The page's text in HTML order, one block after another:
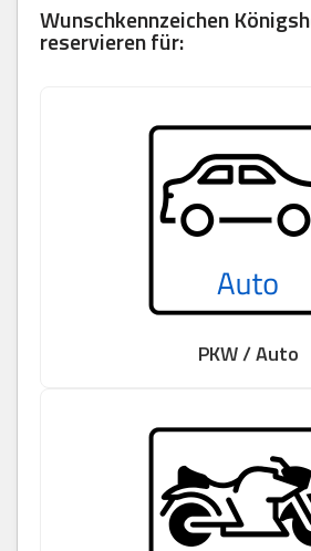
Wunschkennzeichen
reservieren für:
PKW / Auto